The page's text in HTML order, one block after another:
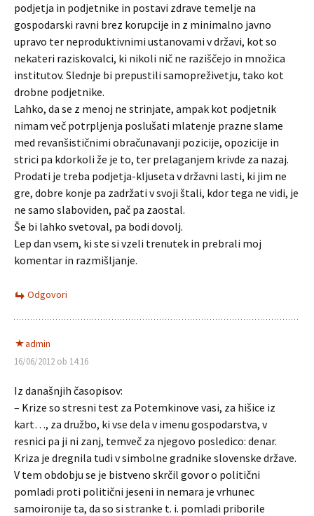
podjetja in podjetnike in postavi zdrave temelje na
gospodarski ravni brez korupcije in z minimalno javno
upravo ter neproduktivnimi ustanovami v državi, kot so
nekateri raziskovalci, ki nikoli nič ne raziščejo in množica
institutov. Slednje bi prepustili samopreživetju, tako kot
drobne podjetnike.
Lahko, da se z menoj ne strinjate, ampak kot podjetnik
nimam več potrpljenja poslušati mlatenje prazne slame
med revanšističnimi obračunavanji pozicije, opozicije in
strici pa kdorkoli že je to, ter prelaganjem krivde za nazaj.
Prodati je treba podjetja-kljuseta v državni lasti, ki jim ne
gre, dobre konje pa zadržati v svoji štali, kdor tega ne vidi, je
ne samo slaboviden, pač pa zaostal.
Še bi lahko svetoval, pa bodi dovolj.
Lep dan vsem, ki ste si vzeli trenutek in prebrali moj
komentar in razmišljanje.
Odgovori
admin
16/06/2012 ob 14:16
Iz današnjih časopisov:
– Krize so stresni test za Potemkinove vasi, za hišice iz
kart…, za družbo, ki vse dela v imenu gospodarstva, v
resnici pa ji ni zanj, temveč za njegovo posledico: denar.
Kriza je dregnila tudi v simbolne gradnike slovenske države.
V tem obdobju se je bistveno skrčil govor o politični
pomladi proti politični jeseni in nemara je vrhunec
samoironije ta, da so si stranke t. i. pomladi priborile